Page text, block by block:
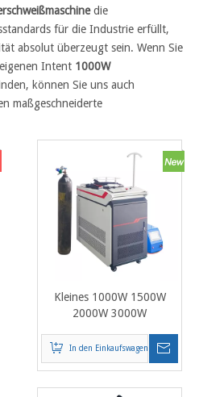
die
für die Industrie erfüllt,
absolut überzeugt sein. Wenn Sie
Intent 1000W
können Sie uns auch
maßgeschneiderte
Kleines 1000W 1500W
2000W 3000W
Tragbares Metall-
Aluminium-Edelstahl-Faser-
In den Einkaufswagen